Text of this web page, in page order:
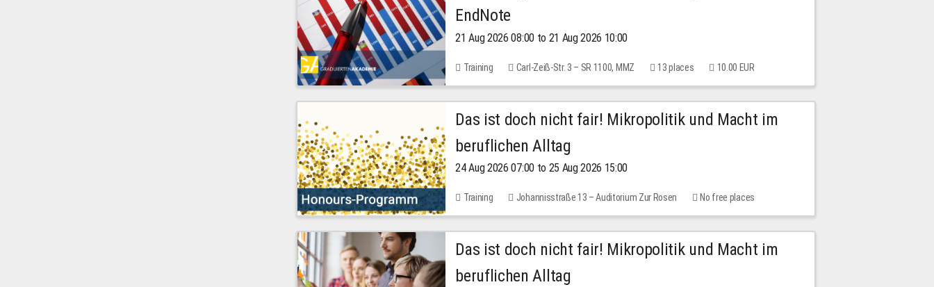
EndNote
21 Aug 2026 08:00 to 21 Aug 2026 10:00
Training Carl-Zeiß-Str. 3 – SR 1100, MMZ 13 places 10.00 EUR
Das ist doch nicht fair! Mikropolitik und Macht im
beruflichen Alltag
24 Aug 2026 07:00 to 25 Aug 2026 15:00
Training Johannisstraße 13 – Auditorium Zur Rosen No free places
Das ist doch nicht fair! Mikropolitik und Macht im
beruflichen Alltag